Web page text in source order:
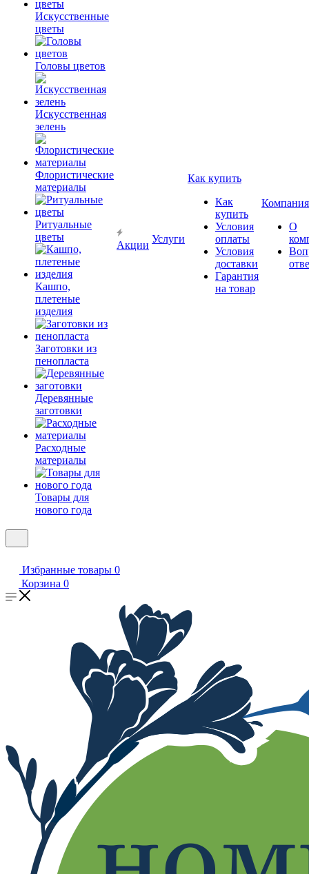
Искусственные
цветы
Головы цветов
Искусственная
зелень
Флористические
материалы
Ритуальные
цветы
Кашпо,
плетеные
изделия
Заготовки из
пенопласта
Деревянные
заготовки
Расходные
материалы
Товары для
нового года
Акции
Услуги
Как купить
Как
купить
Условия
оплаты
Условия
доставки
Гарантия
на товар
Компания
О
Избранные товары 0
Корзина 0